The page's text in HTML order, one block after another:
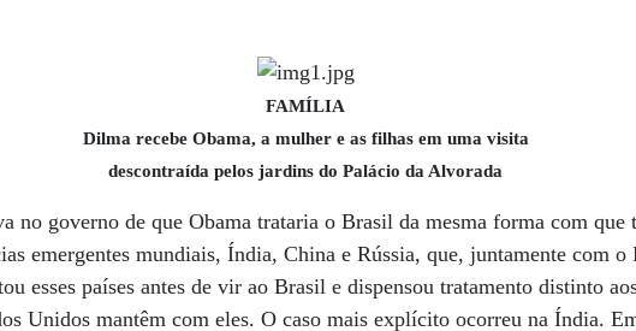
FAMÍLIA
Dilma recebe Obama, a mulher e as filhas em uma visita
descontraída pelos jardins do Palácio da Alvorada
no governo de que Obama trataria o Brasil da mesma forma com que
emergentes mundiais, Índia, China e Rússia, que, juntamente com o
esses países antes de vir ao Brasil e dispensou tratamento distinto
Unidos mantêm com eles. O caso mais explícito ocorreu na Índia.